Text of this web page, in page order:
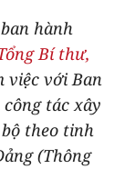
hành
Bí thư,
việc với Ban
tác xây
theo tinh
(Thông